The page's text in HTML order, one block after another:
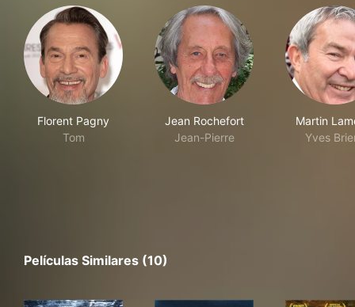
Florent Pagny
Tom
Jean Rochefort
Jean-Pierre
Martin
Yves
Películas Similares (10)